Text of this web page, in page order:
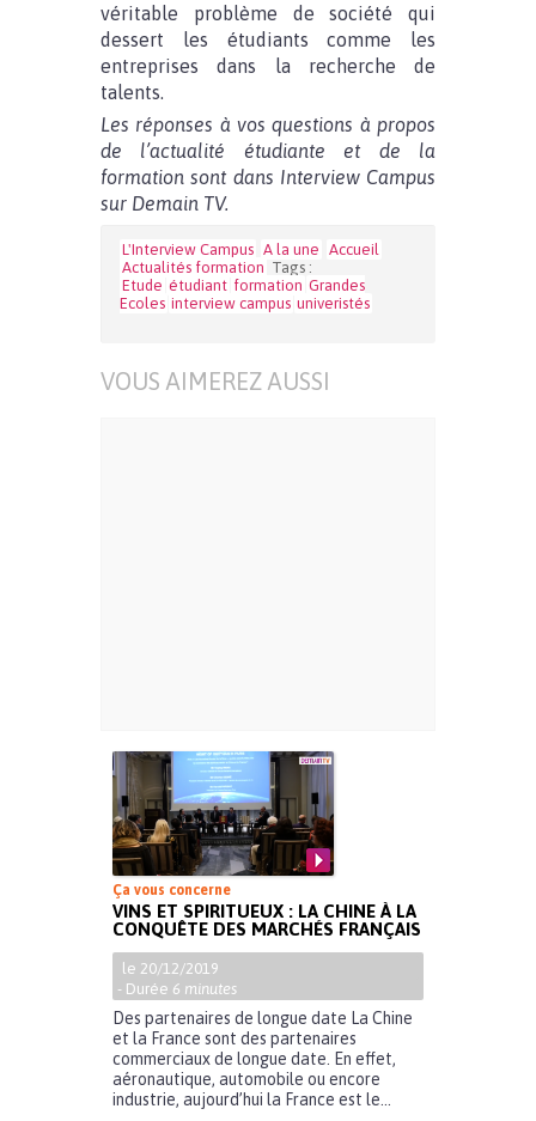
véritable problème de société qui
dessert les étudiants comme les
entreprises dans la recherche de
talents.
Les réponses à vos questions à propos
de l’actualité étudiante et de la
formation sont dans Interview Campus
sur Demain TV.
L'Interview Campus A la une Accueil
Actualités formation Tags :
Etude étudiant formation Grandes
Ecoles interview campus univeristés
VOUS AIMEREZ AUSSI
Ça vous concerne
VINS ET SPIRITUEUX : LA CHINE À LA
CONQUÊTE DES MARCHÉS FRANÇAIS
le 20/12/2019
- Durée 6 minutes
Des partenaires de longue date La Chine
et la France sont des partenaires
commerciaux de longue date. En effet,
aéronautique, automobile ou encore
industrie, aujourd’hui la France est le...